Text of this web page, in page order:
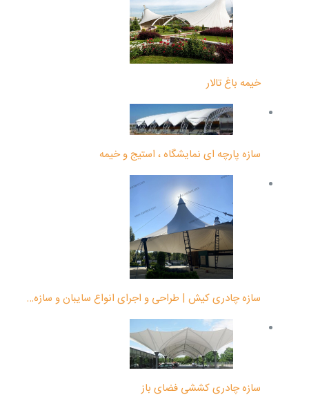
خیمه باغ تالار
سازه پارچه ای نمایشگاه ، استیج و خیمه
سازه چادری کیش | طراحی و اجرای انواع سایبان و سازه…
سازه چادری کششی فضای باز